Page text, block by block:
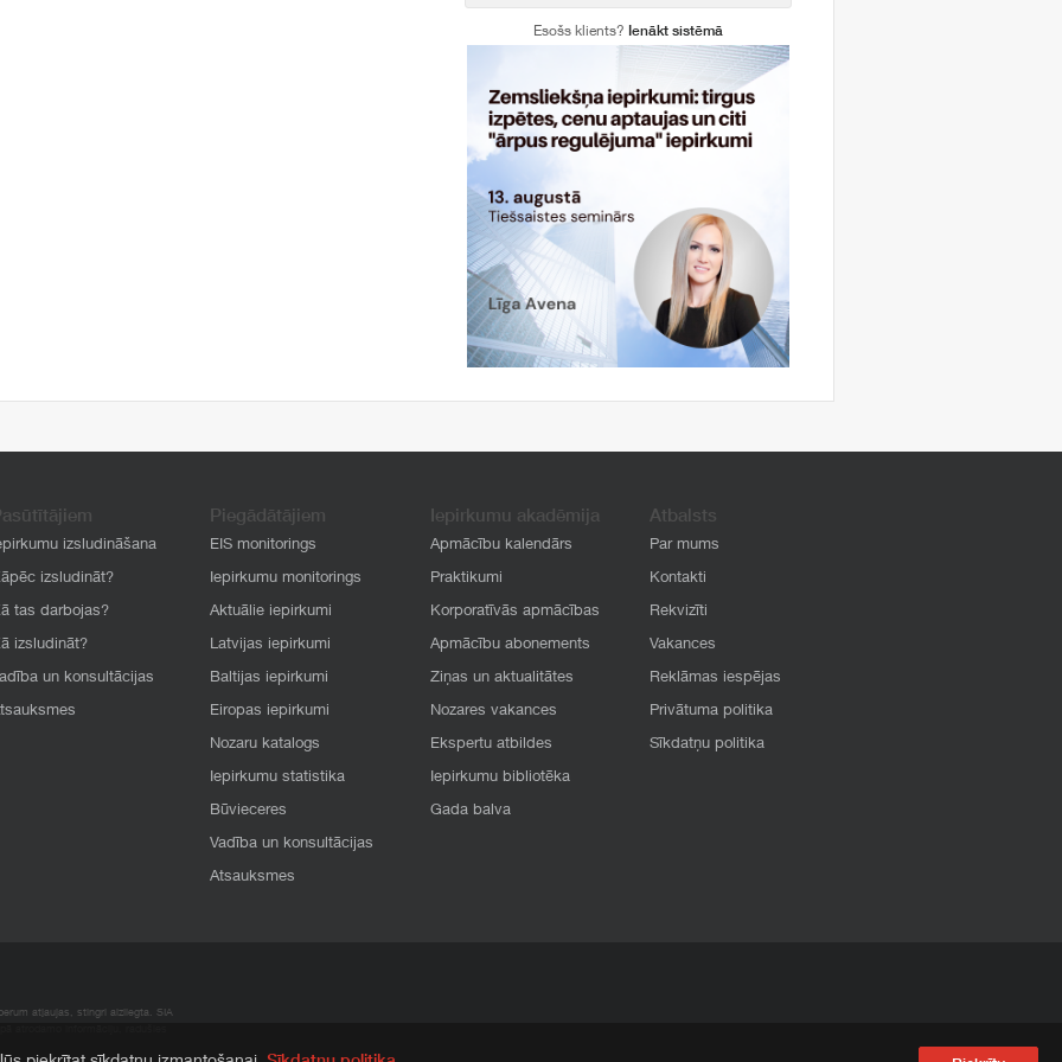
Esošs klients? Ienākt sistēmā
izsludināšana
izsludināt?
tas darbojas?
izsludināt?
un konsultācijas
Piegādātājiem
EIS monitorings
Iepirkumu monitorings
Aktuālie iepirkumi
Latvijas iepirkumi
Baltijas iepirkumi
Eiropas iepirkumi
Nozaru katalogs
Iepirkumu statistika
Būvieceres
Vadība un konsultācijas
Atsauksmes
Iepirkumu akadēmija
Apmācību kalendārs
Praktikumi
Korporatīvās apmācības
Apmācību abonements
Ziņas un aktualitātes
Nozares vakances
Ekspertu atbildes
Iepirkumu bibliotēka
Gada balva
Atbalsts
Par mums
Kontakti
Rekvizīti
Vakances
Reklāmas iespējas
Privātuma politika
Sīkdatņu politika
atļaujas, stingri aizliegta. SIA